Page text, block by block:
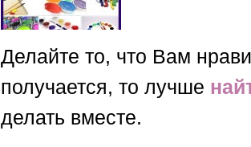
Делайте то, что Вам
получается, то лучше
делать вместе.